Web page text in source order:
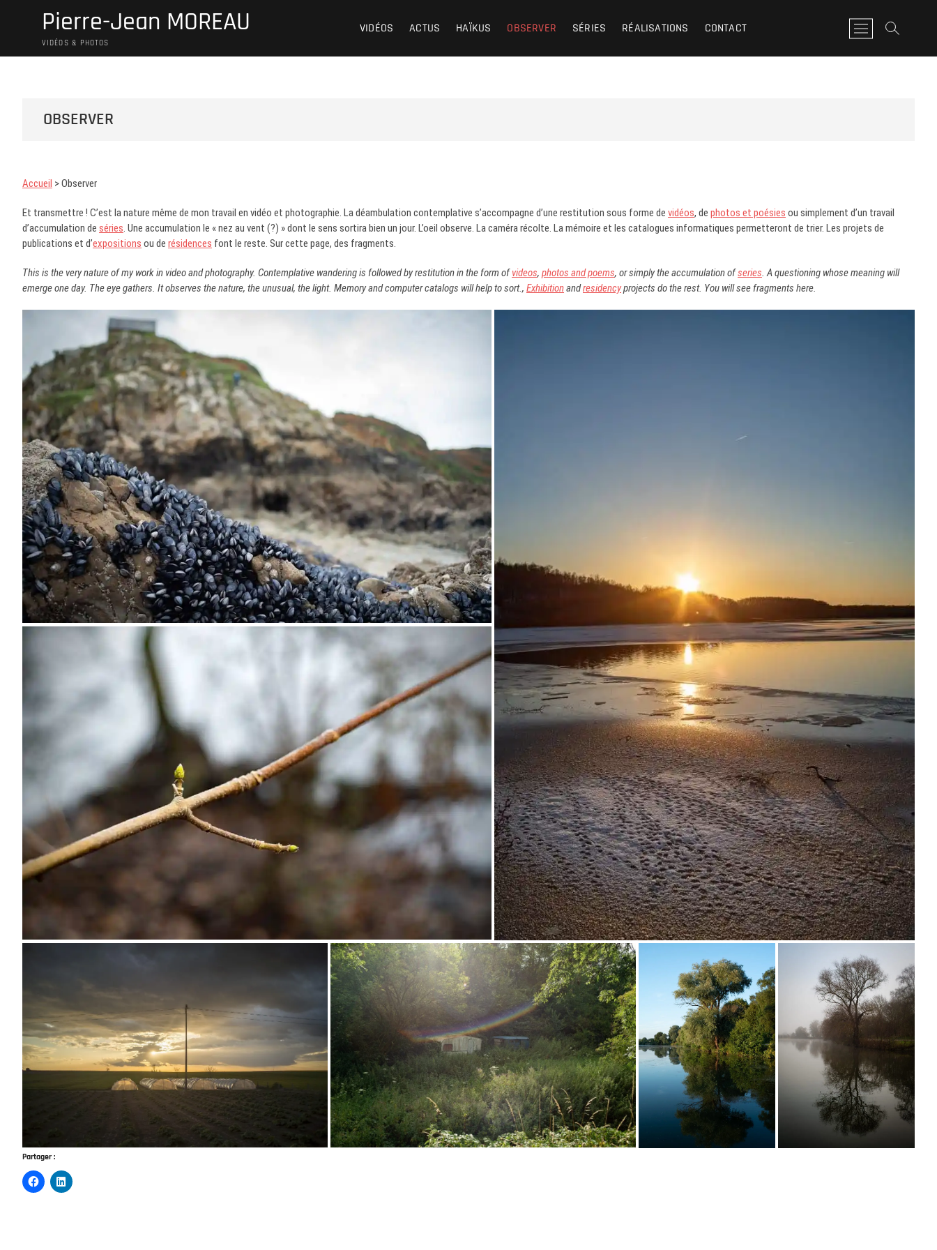
Pierre-Jean MOREAU
VIDÉOS & PHOTOS
VIDÉOS ACTUS HAÏKUS OBSERVER SÉRIES RÉALISATIONS CONTACT
M
e
n
OBSERVER
Accueil > Observer
Et transmettre ! C’est la nature même de mon travail en vidéo et photographie. La déambulation contemplative s’accompagne d’une restitution sous forme de vidéos, de photos et poésies ou simplement d’un travail
d’accumulation de séries. Une accumulation le « nez au vent (?) » dont le sens sortira bien un jour. L’oeil observe. La caméra récolte. La mémoire et les catalogues informatiques permetteront de trier. Les projets de
publications et d’expositions ou de résidences font le reste. Sur cette page, des fragments.
This is the very nature of my work in video and photography. Contemplative wandering is followed by restitution in the form ofvideos, photos and poems, or simply the accumulation ofseries. A questioning whose meaning will
emerge one day. The eye gathers. It observes the nature, the unusual, the light. Memory and computer catalogs will help to sort., Exhibitionandresidencyprojects do the rest. You will see fragments here.
Partager :